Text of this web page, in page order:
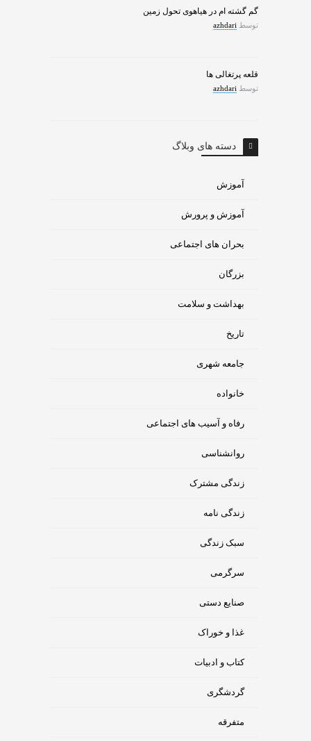
گم گشته ام در هیاهوی تحول زمین
توسط azhdari
قلعه پرتغالی ها
توسط azhdari
دسته های وبلاگ
آموزش
آموزش و پرورش
بحران های اجتماعی
بزرگان
بهداشت و سلامت
تاریخ
جامعه شهری
خانواده
رفاه و آسیب های اجتماعی
روانشناسی
زندگی مشترک
زندگی نامه
سبک زندگی
سرگرمی
صنایع دستی
غذا و خوراک
کتاب و ادبیات
گردشگری
متفرقه